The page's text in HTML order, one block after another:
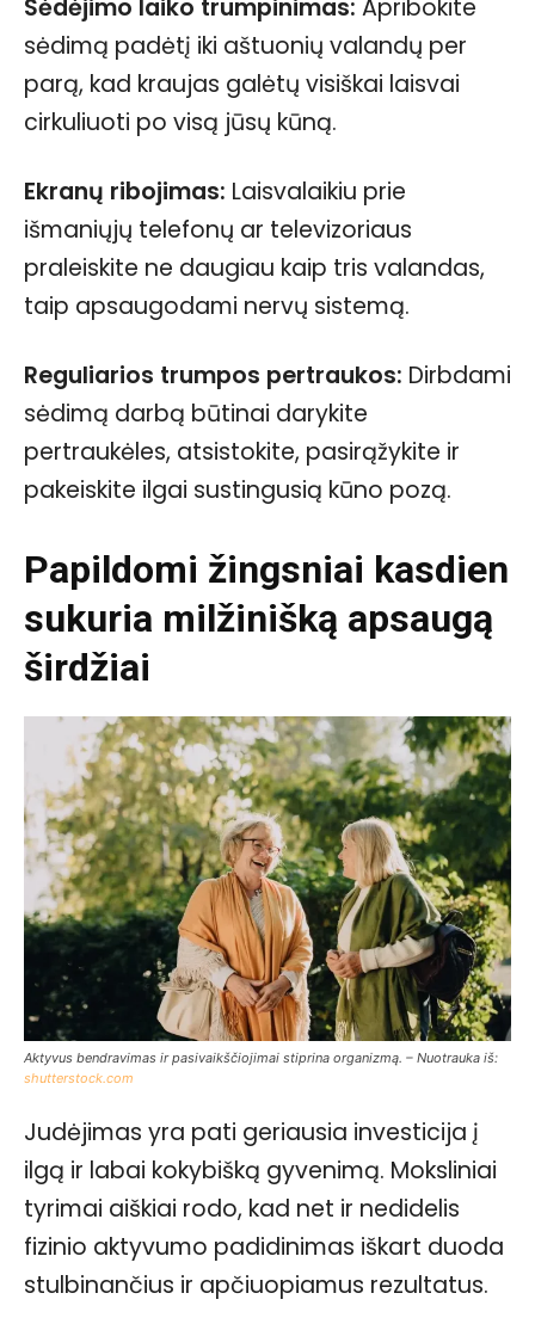
Sėdėjimo laiko trumpinimas: Apribokite
sėdimą padėtį iki aštuonių valandų per
parą, kad kraujas galėtų visiškai laisvai
cirkuliuoti po visą jūsų kūną.
Ekranų ribojimas: Laisvalaikiu prie
išmaniųjų telefonų ar televizoriaus
praleiskite ne daugiau kaip tris valandas,
taip apsaugodami nervų sistemą.
Reguliarios trumpos pertraukos: Dirbdami
sėdimą darbą būtinai darykite
pertraukėles, atsistokite, pasirąžykite ir
pakeiskite ilgai sustingusią kūno pozą.
Papildomi žingsniai kasdien
sukuria milžinišką apsaugą
širdžiai
Aktyvus bendravimas ir pasivaikščiojimai stiprina organizmą. – Nuotrauka iš:
shutterstock.com
Judėjimas yra pati geriausia investicija į
ilgą ir labai kokybišką gyvenimą. Moksliniai
tyrimai aiškiai rodo, kad net ir nedidelis
fizinio aktyvumo padidinimas iškart duoda
stulbinančius ir apčiuopiamus rezultatus.